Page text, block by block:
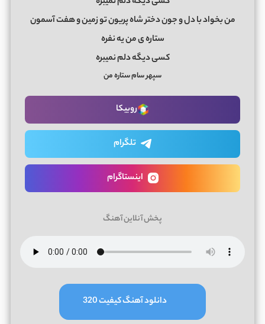
من بخواد با دل و جون دختر شاه پریون تو زمین و هفت آسمون
ستاره ی من یه نفره
کسی دیگه دلم نمیبره
سپهر سام ستاره من
روبیکا
تلگرام
اینستاگرام
پخش آنلاین آهنگ
دانلود آهنگ کیفیت 320